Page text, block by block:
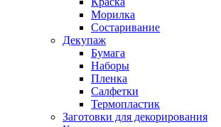
Морилка
Состаривание
Декупаж
Бумага
Наборы
Пленка
Салфетки
Термопластик
Заготовки для декорирования